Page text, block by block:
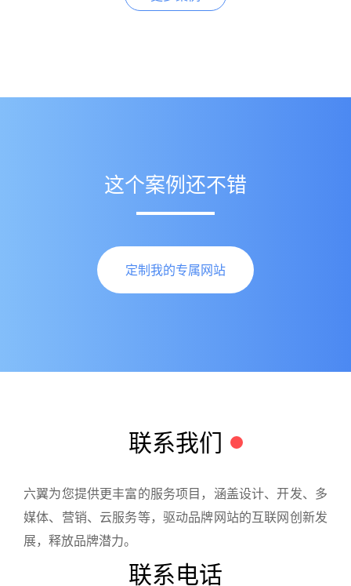
这个案例还不错
定制我的专属网站
联系我们
六翼为您提供更丰富的服务项目，涵盖设计、开发、多
媒体、营销、云服务等，驱动品牌网站的互联网创新发
展，释放品牌潜力。
联系电话